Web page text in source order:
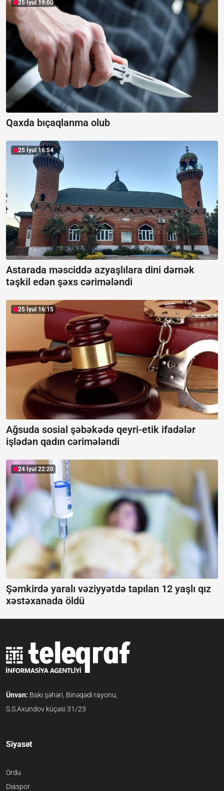
25 İyul 19:00
Qaxda bıçaqlanma olub
25 İyul 16:54
Astarada məsciddə azyaşlılara dini dərnək
təşkil edən şəxs cərimələndi
25 İyul 16:15
Ağsuda sosial şəbəkədə qeyri-etik ifadələr
işlədən qadın cərimələndi
24 İyul 22:20
Şəmkirdə yaralı vəziyyətdə tapılan 12 yaşlı qız
xəstəxanada öldü
Ünvan: Bakı şəhəri, Binəqədi rayonu,
S.S.Axundov küçəsi 31/23
Siyasət
Ordu
Diaspor